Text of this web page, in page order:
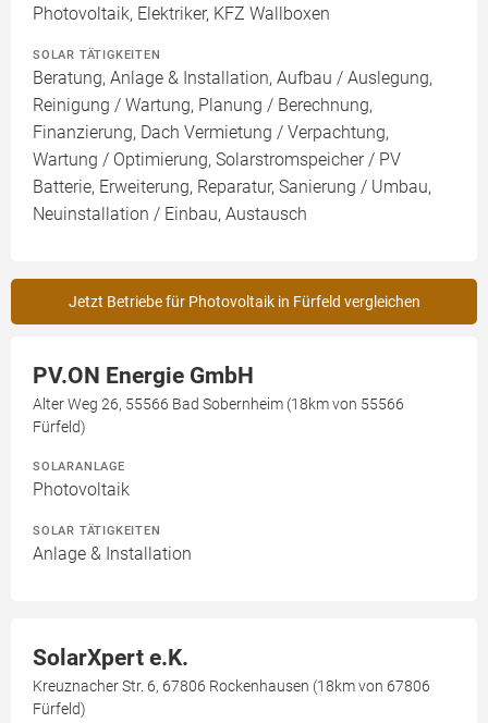
Photovoltaik, Elektriker, KFZ Wallboxen
SOLAR TÄTIGKEITEN
Beratung, Anlage & Installation, Aufbau / Auslegung,
Reinigung / Wartung, Planung / Berechnung,
Finanzierung, Dach Vermietung / Verpachtung,
Wartung / Optimierung, Solarstromspeicher / PV
Batterie, Erweiterung, Reparatur, Sanierung / Umbau,
Neuinstallation / Einbau, Austausch
Jetzt Betriebe für Photovoltaik in Fürfeld vergleichen
PV.ON Energie GmbH
Alter Weg 26, 55566 Bad Sobernheim (18km von 55566
Fürfeld)
SOLARANLAGE
Photovoltaik
SOLAR TÄTIGKEITEN
Anlage & Installation
SolarXpert e.K.
Kreuznacher Str. 6, 67806 Rockenhausen (18km von 67806
Fürfeld)